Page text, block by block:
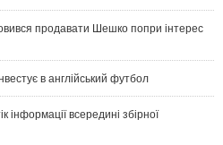
продавати Шешко попри інтерес
в англійський футбол
інформації всередині збірної